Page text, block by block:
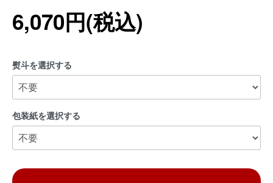
6,070円(税込)
熨斗を選択する
包装紙を選択する